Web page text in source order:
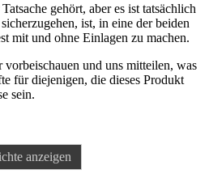
gehört, aber es ist tatsächlich
ist, in eine der beiden
mit und ohne Einlagen zu machen.
und uns mitteilen, was
für diejenigen, die dieses Produkt
sein.
anzeigen